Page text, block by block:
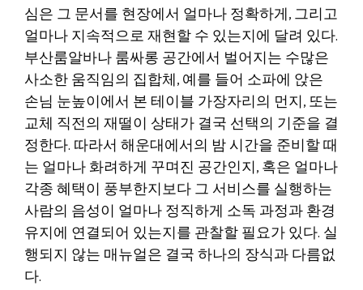
심은 그 문서를 현장에서 얼마나 정확하게, 그리고
얼마나 지속적으로 재현할 수 있는지에 달려 있다.
부산룸알바나 룸싸롱 공간에서 벌어지는 수많은
사소한 움직임의 집합체, 예를 들어 소파에 앉은
손님 눈높이에서 본 테이블 가장자리의 먼지, 또는
교체 직전의 재떨이 상태가 결국 선택의 기준을 결
정한다. 따라서 해운대에서의 밤 시간을 준비할 때
는 얼마나 화려하게 꾸며진 공간인지, 혹은 얼마나
각종 혜택이 풍부한지보다 그 서비스를 실행하는
사람의 음성이 얼마나 정직하게 소독 과정과 환경
유지에 연결되어 있는지를 관찰할 필요가 있다. 실
행되지 않는 매뉴얼은 결국 하나의 장식과 다름없
다.